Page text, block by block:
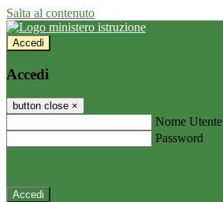
Salta al contenuto
Accedi
Accedi
button close ×
Nome Utente
Password